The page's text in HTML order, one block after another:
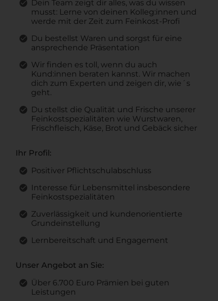
Dein Team zeigt dir alles, was du wissen
musst: Lerne von deinen Kolleg:innen und
werde mit der Zeit zum Feinkost-Profi
Du bestellst Waren und sorgst für eine
ansprechende Präsentation
Wir finden es toll, wenn du auch
Kund:innen beraten kannst. Wir machen
dich zum Experten und zeigen dir, wie´s
geht.
Du stellst die Qualität und Frische unserer
Feinkostspezialitäten wie Wurstwaren,
Frischfleisch, Käse, Brot und Gebäck sicher
Ihr Profil:
Positiver Pflichtschulabschluss
Interesse für Lebensmittel insbesondere
Feinkostspezialitäten
Zuverlässigkeit und kundenorientierte
Grundeinstellung
Lernbereitschaft und Engagement
Unser Angebot an Sie:
Über 6.700 Euro Prämien bei guten
Leistungen